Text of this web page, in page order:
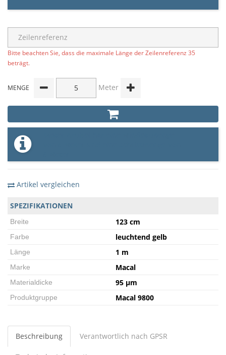
Bitte beachten Sie, dass die maximale Länge der Zeilenreferenz 35
beträgt.
MENGE Meter
Artikel vergleichen
SPEZIFIKATIONEN
Breite 123 cm
Farbe leuchtend gelb
Länge 1 m
Marke Macal
Materialdicke 95 µm
Produktgruppe Macal 9800
Beschreibung Verantwortlich nach GPSR